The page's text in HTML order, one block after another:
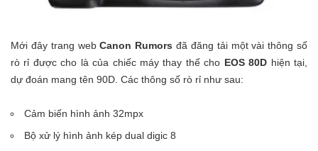
Mới đây trang webCanon Rumors đã đăng tải một vài thông số
rò rỉ được cho là của chiếc máy thay thế cho EOS 80D hiện tại,
dự đoán mang tên 90D. Các thông số rò rỉ như sau:
Cảm biến hình ảnh 32mpx
Bộ xử lý hình ảnh kép dual digic 8